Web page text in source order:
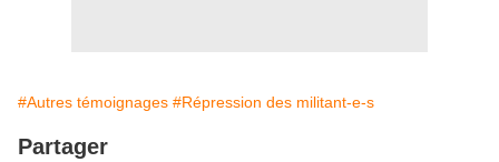
#Autres témoignages #Répression des militant-e-s
Partager